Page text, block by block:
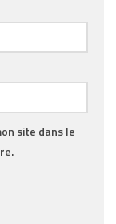
site dans le